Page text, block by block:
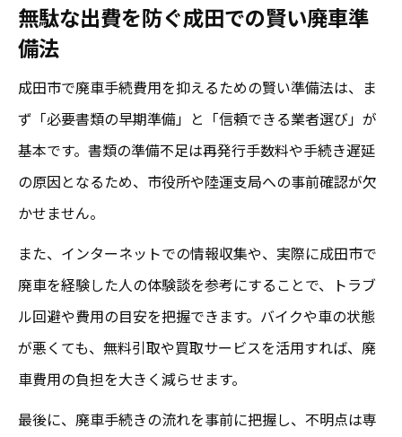
無駄な出費を防ぐ成田での賢い廃車準
備法
成田市で廃車手続費用を抑えるための賢い準備法は、ま
ず「必要書類の早期準備」と「信頼できる業者選び」が
基本です。書類の準備不足は再発行手数料や手続き遅延
の原因となるため、市役所や陸運支局への事前確認が欠
かせません。
また、インターネットでの情報収集や、実際に成田市で
廃車を経験した人の体験談を参考にすることで、トラブ
ル回避や費用の目安を把握できます。バイクや車の状態
が悪くても、無料引取や買取サービスを活用すれば、廃
車費用の負担を大きく減らせます。
最後に、廃車手続きの流れを事前に把握し、不明点は専